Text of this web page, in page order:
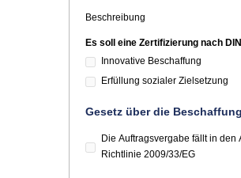
Beschreibung
Es soll eine Zertifizierung nach
Innovative Beschaffung
Erfüllung sozialer Zielsetzung
Gesetz über die
Die Auftragsvergabe fällt in
Richtlinie 2009/33/EG